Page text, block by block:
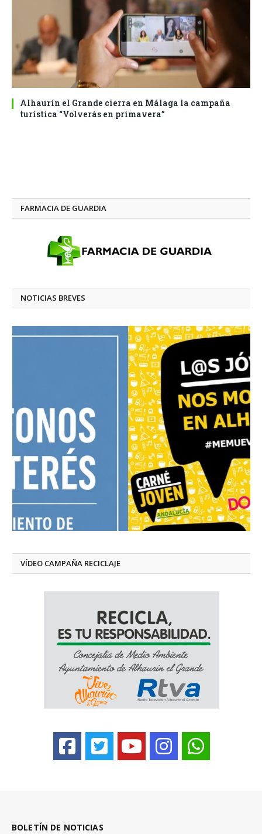
Alhaurín el Grande cierra en Málaga la campaña
turística “Volverás en primavera”
FARMACIA DE GUARDIA
NOTICIAS BREVES
VÍDEO CAMPAÑA RECICLAJE
BOLETÍN DE NOTICIAS